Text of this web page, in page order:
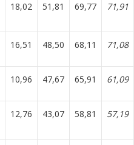
18,02 51,81 69,77 71,91
16,51 48,50 68,11 71,08
10,96 47,67 65,91 61,09
12,76 43,07 58,81 57,19